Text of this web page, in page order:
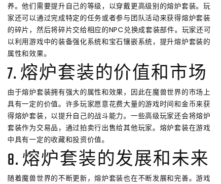
养。他们需要提升自己的等级，以穿戴更高级别的熔炉套装。玩
家还可以通过完成特定的任务或者参与团队活动来获得熔炉套装
的碎片，然后将碎片交给相应的NPC兑换成套装部件。玩家还可
以利用游戏中的装备强化系统和宝石镶嵌系统，提升熔炉套装的
属性和效果。
7. 熔炉套装的价值和市场
由于熔炉套装拥有强大的属性和效果，因此在魔兽世界的市场上
具有一定的价值。许多玩家愿意花费大量的游戏时间和金币来获
得熔炉套装，以提升自己的战斗能力。一些高级玩家还会将熔炉
套装作为交易品，通过拍卖行出售给其他玩家。熔炉套装在游戏
中具有一定的收藏和投资价值。
8. 熔炉套装的发展和未来
随着魔兽世界的不断更新，熔炉套装也在不断发展和完善。游戏